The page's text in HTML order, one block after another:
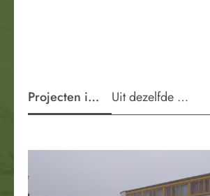
Projecten in de wijkUit dezelfde periode